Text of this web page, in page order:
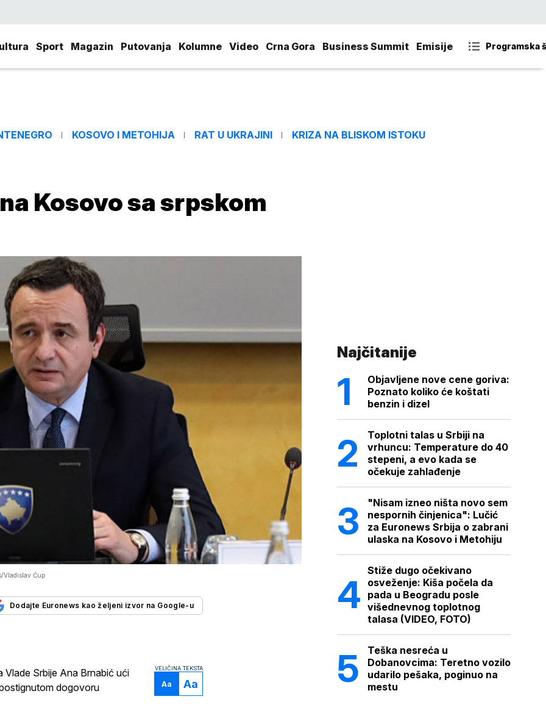
Sport Magazin Putovanja Kolumne Video Crna Gora Business Summit Emisije Programska
KOSOVO I METOHIJA RAT U UKRAJINI KRIZA NA BLISKOM ISTOKU
Kosovo sa srpskom
Vladislav Ćup
Dodajte Euronews kao željeni izvor na Google-u
VELIČINA TEKSTA
Aa Aa
Vlade Srbije Ana Brnabić ući
dogovoru
Najčitanije
Objavljene nove cene goriva:
Poznato koliko će koštati
benzin i dizel
Toplotni talas u Srbiji na
vrhuncu: Temperature do 40
stepeni, a evo kada se
očekuje zahlađenje
"Nisam izneo ništa novo sem
nespornih činjenica": Lučić
za Euronews Srbija o zabrani
ulaska na Kosovo i Metohiju
Stiže dugo očekivano
osveženje: Kiša počela da
pada u Beogradu posle
višednevnog toplotnog
talasa (VIDEO, FOTO)
Teška nesreća u
Dobanovcima: Teretno vozilo
udarilo pešaka, poginuo na
mestu